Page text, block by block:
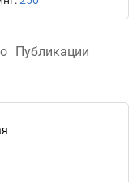
Публикации